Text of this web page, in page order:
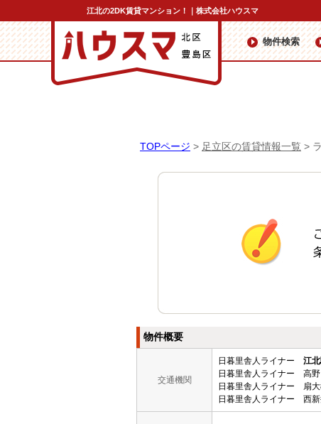
江北の2DK賃貸マンション！｜株式会社ハウスマ
物件検索
TOPページ > 足立区の賃貸情報一覧 >
物件概要
交通機関
日暮里舎人ライナー 江
日暮里舎人ライナー 高
日暮里舎人ライナー 扇
日暮里舎人ライナー 西